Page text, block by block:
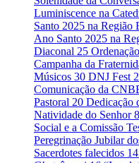
Luminiscence na
Santo 2025 na Região
Ano Santo 2025 na
Diaconal 25
Campanha da
Músicos 30 DNJ Fest
Comunicação da
Pastoral 20 Dedicação
Natividade do Senhor
Social e a Comissão
Peregrinação Jubilar
Sacerdotes falecidos 14